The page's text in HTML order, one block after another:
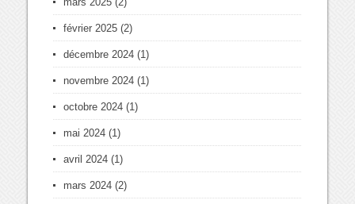
février 2025 (2)
décembre 2024 (1)
novembre 2024 (1)
octobre 2024 (1)
mai 2024 (1)
avril 2024 (1)
mars 2024 (2)